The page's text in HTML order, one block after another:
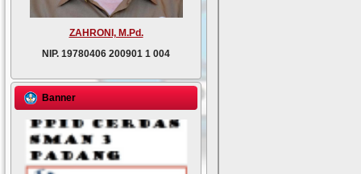
ZAHRONI, M.Pd.
NIP. 19780406 200901 1 004
Banner